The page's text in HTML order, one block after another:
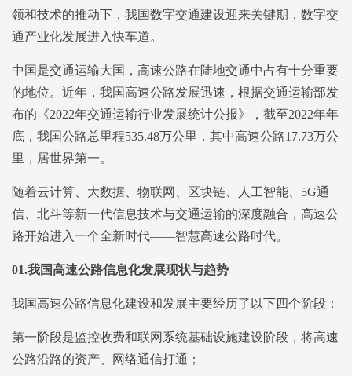
领和技术的推动下，我国数字交通建设迎来关键期，数字交
通产业化发展进入快车道。
中国是交通运输大国，高速公路在陆地交通中占有十分重要
的地位。近年，我国高速公路发展迅速，根据交通运输部发
布的《2022年交通运输行业发展统计公报》，截至2022年年
底，我国公路总里程535.48万公里，其中高速公路17.73万公
里，居世界第一。
随着云计算、大数据、物联网、区块链、人工智能、5G通
信、北斗等新一代信息技术与交通运输的深度融合，高速公
路开始进入一个全新时代——智慧高速公路时代。
01.我国高速公路信息化发展现状与趋势
我国高速公路信息化建设和发展主要经历了以下四个阶段：
第一阶段是监控收费和联网系统基础设施建设阶段，将高速
公路沿路的资产、网络通信打通；